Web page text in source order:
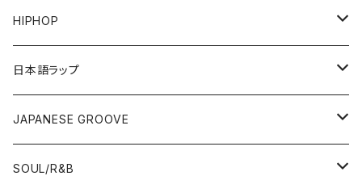
HIPHOP
12"/7"
80'S OLD SCHOOL
EARLY 90'S MIDDLE〜NEW SCHOOL
LP
80'S OLD SCHOOL
日本語ラップ
12"/7"
80'S OLD SCHOOL〜EARLY 90'S
LP
JAPANESE GROOVE
LP
SOUL/R&B